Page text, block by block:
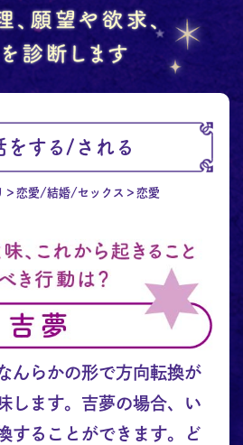
をする/される
恋愛/結婚/セックス 恋愛
んらかの形で方向転換が
します。吉夢の場合、い
することができます。ど